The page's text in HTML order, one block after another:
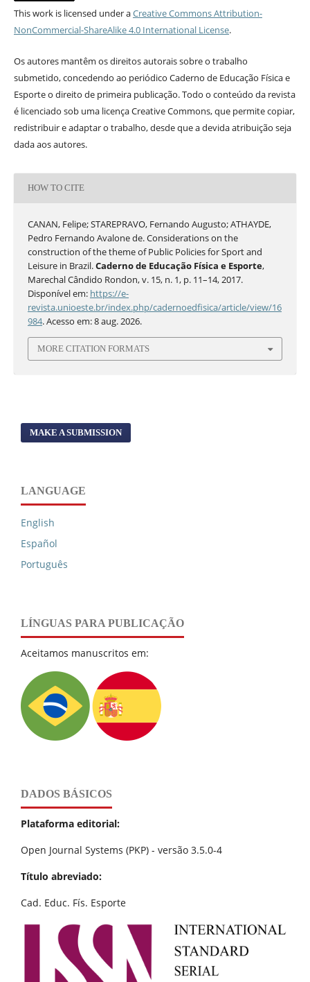
This work is licensed under aCreative Commons Attribution-
NonCommercial-ShareAlike 4.0 International License.
Os autores mantêm os direitos autorais sobre o trabalho
submetido, concedendo ao periódico Caderno de Educação Física e
Esporte o direito de primeira publicação. Todo o conteúdo da revista
é licenciado sob uma licença Creative Commons, que permite copiar,
redistribuir e adaptar o trabalho, desde que a devida atribuição seja
dada aos autores.
HOW TO CITE
CANAN, Felipe; STAREPRAVO, Fernando Augusto; ATHAYDE,
Pedro Fernando Avalone de. Considerations on the
construction of the theme of Public Policies for Sport and
Leisure in Brazil.Caderno de Educação Física e Esporte,
Marechal Cândido Rondon, v. 15, n. 1, p. 11–14, 2017.
Disponível em: https://e-
revista.unioeste.br/index.php/cadernoedfisica/article/view/16
984. Acesso em: 8 aug. 2026.
MORE CITATION FORMATS
MAKE A SUBMISSION
LANGUAGE
English
Español
Português
LÍNGUAS PARA PUBLICAÇÃO
Aceitamos manuscritos em:
DADOS BÁSICOS
Plataforma editorial:
Open Journal Systems (PKP) - versão 3.5.0-4
Título abreviado:
Cad. Educ. Fís. Esporte